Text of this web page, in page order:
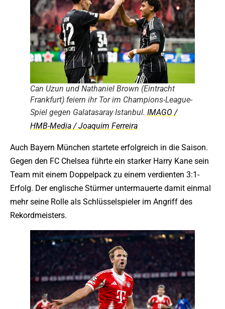
Can Uzun und Nathaniel Brown (Eintracht
Frankfurt) feiern ihr Tor im Champions-League-
Spiel gegen Galatasaray Istanbul. IMAGO /
HMB-Media / Joaquim Ferreira
Auch Bayern München startete erfolgreich in die Saison.
Gegen den FC Chelsea führte ein starker Harry Kane sein
Team mit einem Doppelpack zu einem verdienten 3:1-
Erfolg. Der englische Stürmer untermauerte damit einmal
mehr seine Rolle als Schlüsselspieler im Angriff des
Rekordmeisters.